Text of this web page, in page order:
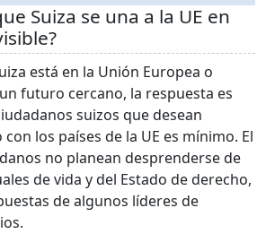
Suiza se una a la UE en
está en la Unión Europea o
futuro cercano, la respuesta es
suizos que desean
los países de la UE es mínimo. El
no planean desprenderse de
de vida y del Estado de derecho,
de algunos líderes de